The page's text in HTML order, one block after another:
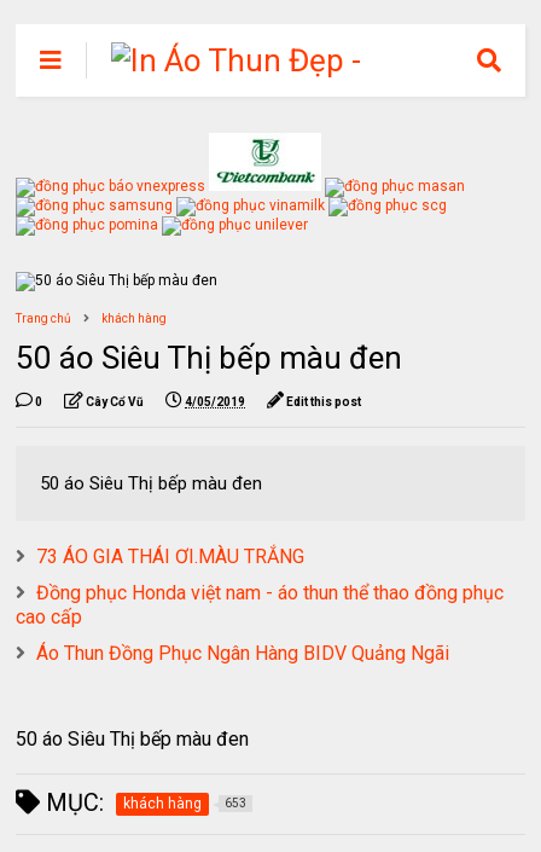
Trang chủ khách hàng
50 áo Siêu Thị bếp màu đen
0 Cây Cổ Vũ 4/05/2019 Edit this post
50 áo Siêu Thị bếp màu đen
73 ÁO GIA THÁI ƠI.MÀU TRẮNG
Đồng phục Honda việt nam - áo thun thể thao đồng phục
cao cấp
Áo Thun Đồng Phục Ngân Hàng BIDV Quảng Ngãi
50 áo Siêu Thị bếp màu đen
MỤC: khách hàng 653